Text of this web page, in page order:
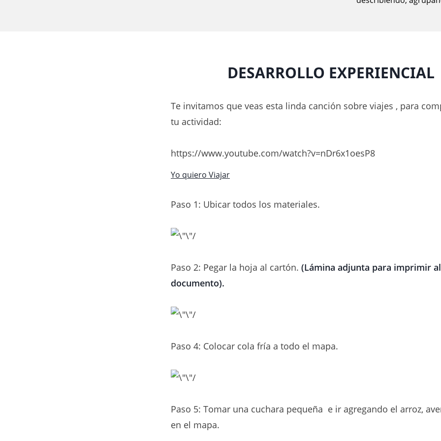
DESARROLLO EXPERIENCIAL
Te invitamos que veas esta linda canción sobre viajes , para
tu actividad:
https://www.youtube.com/watch?v=nDr6x1oesP8
Yo quiero Viajar
Paso 1: Ubicar todos los materiales.
Paso 2: Pegar la hoja al cartón. (Lámina adjunta para imprimir
documento).
Paso 4: Colocar cola fría a todo el mapa.
Paso 5: Tomar una cuchara pequeña e ir agregando el arroz,
en el mapa.